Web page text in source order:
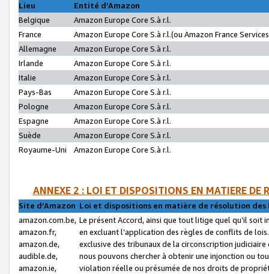
Lieu
Entité d’Amazon
Belgique
Amazon Europe Core S.à r.l.
France
Amazon Europe Core S.à r.l.(ou Amazon France
Allemagne
Amazon Europe Core S.à r.l.
Irlande
Amazon Europe Core S.à r.l.
Italie
Amazon Europe Core S.à r.l.
Pays-Bas
Amazon Europe Core S.à r.l.
Pologne
Amazon Europe Core S.à r.l.
Espagne
Amazon Europe Core S.à r.l.
Suède
Amazon Europe Core S.à r.l.
Royaume-Uni
Amazon Europe Core S.à r.l.
ANNEXE 2 : LOI ET DISPOSITIONS EN MATIERE DE
Site d’Amazon Loi et dispositions en matière de résolution
amazon.com.be,
amazon.fr,
amazon.de,
audible.de,
amazon.ie,
Le présent Accord, ainsi que tout litige quel qu’il soit
en excluant l’application des règles de conflits de
exclusive des tribunaux de la circonscription
nous pouvons chercher à obtenir une injonction ou
violation réelle ou présumée de nos droits de